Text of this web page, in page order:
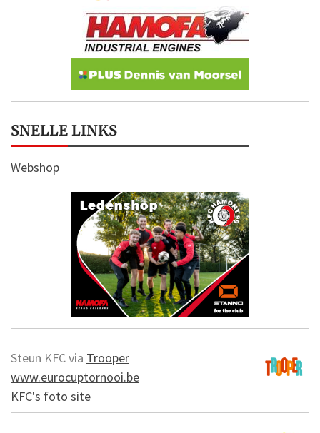
SNELLE LINKS
Webshop
Steun KFC via Trooper
www.eurocuptornooi.be
KFC's foto site